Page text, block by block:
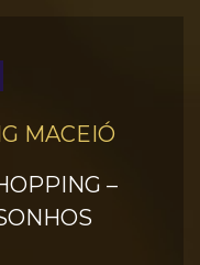
MACEIÓ
–